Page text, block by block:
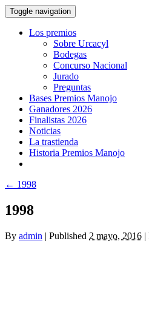
Toggle navigation
Los premios
Sobre Urcacyl
Bodegas
Concurso Nacional
Jurado
Preguntas
Bases Premios Manojo
Ganadores 2026
Finalistas 2026
Noticias
La trastienda
Historia Premios Manojo
← 1998
1998
By admin | Published 2 mayo, 2016 |